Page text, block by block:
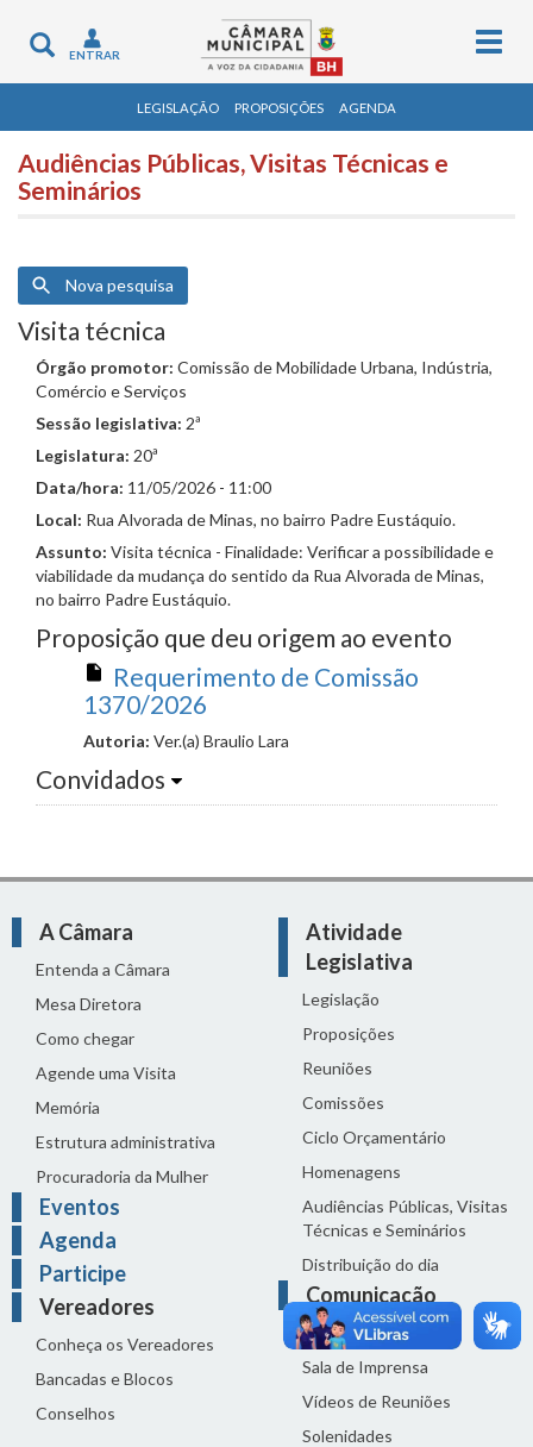
Toggle
navigation
ENTRAR
LEGISLAÇÃO PROPOSIÇÕES AGENDA
Audiências Públicas, Visitas Técnicas e
Seminários
Nova pesquisa
Visita técnica
Órgão promotor: Comissão de Mobilidade Urbana, Indústria,
Comércio e Serviços
Sessão legislativa: 2ª
Legislatura: 20ª
Data/hora: 11/05/2026 - 11:00
Local: Rua Alvorada de Minas, no bairro Padre Eustáquio.
Assunto: Visita técnica - Finalidade: Verificar a possibilidade e
viabilidade da mudança do sentido da Rua Alvorada de Minas,
no bairro Padre Eustáquio.
Proposição que deu origem ao evento
Requerimento de Comissão
1370/2026
Autoria: Ver.(a) Braulio Lara
Convidados
A Câmara
Entenda a Câmara
Mesa Diretora
Como chegar
Agende uma Visita
Memória
Estrutura administrativa
Procuradoria da Mulher
Eventos
Agenda
Participe
Vereadores
Conheça os Vereadores
Bancadas e Blocos
Conselhos
Atividade
Legislativa
Legislação
Proposições
Reuniões
Comissões
Ciclo Orçamentário
Homenagens
Audiências Públicas, Visitas
Técnicas e Seminários
Distribuição do dia
Comunicação
Notícias
Sala de Imprensa
Vídeos de Reuniões
Solenidades